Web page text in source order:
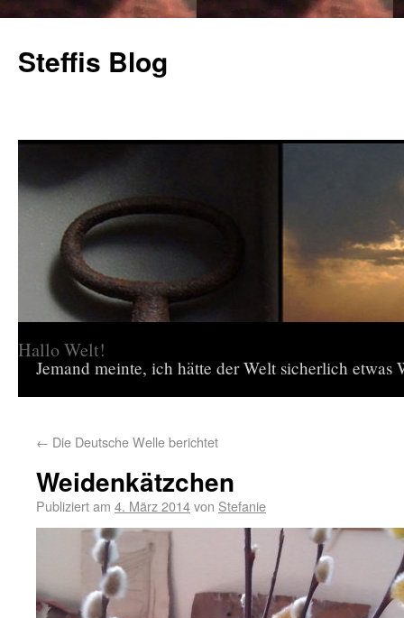
Steffis Blog
Hallo Welt!
Jemand meinte, ich hätte der Welt sicherlich
← Die Deutsche Welle berichtet
Weidenkätzchen
Publiziert am 4. März 2014von Stefanie